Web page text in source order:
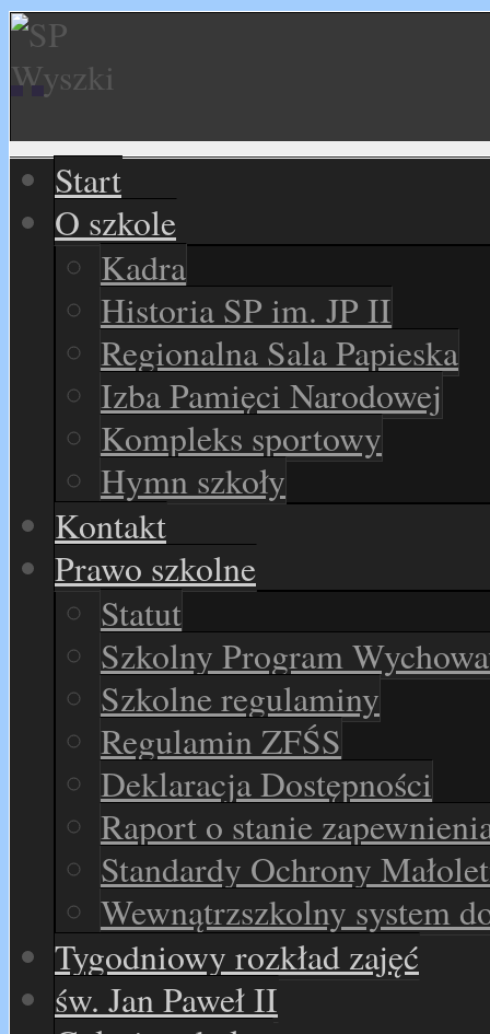
Start
O szkole
Kadra
Historia SP im. JP II
Regionalna Sala Papieska
Izba Pamięci Narodowej
Kompleks sportowy
Hymn szkoły
Kontakt
Prawo szkolne
Statut
Szkolny Program
Szkolne regulaminy
Regulamin ZFŚS
Deklaracja Dostępności
Raport o stanie
Standardy Ochrony
Wewnątrzszkolny system
Tygodniowy rozkład zajęć
św. Jan Paweł II